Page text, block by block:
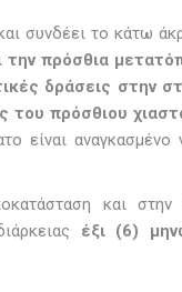
συνδέει το κάτω
την πρόσθια
δράσεις στην
του πρόσθιου
είναι αναγκασμένο
και στην
έξι (6)